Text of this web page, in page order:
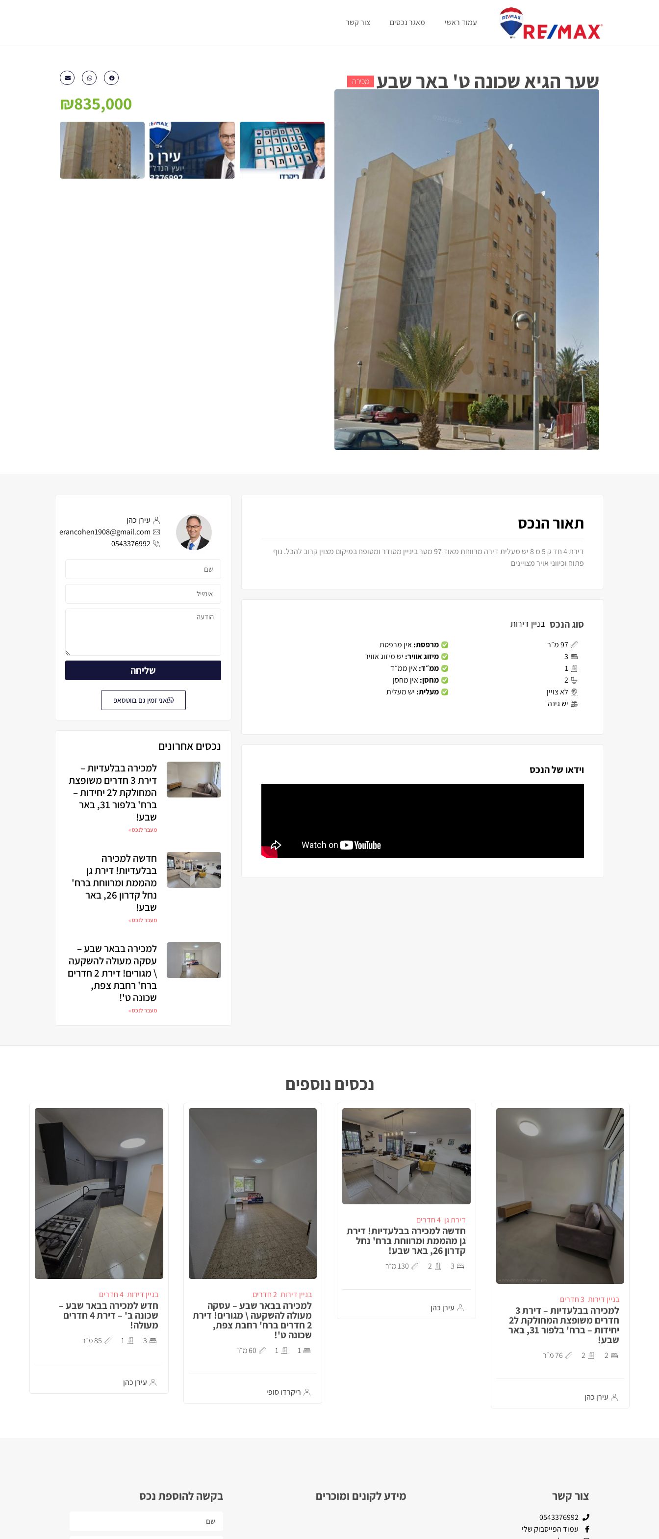
עמוד ראשי מאגר נכסים צור קשר
שער הגיא שכונה ט' באר שבע
מכירה
₪835,000
תאור הנכס
דירת 4 חד ק 5 מ 8 יש מעלית דירה מרווחת מאוד 97 מטר ביניין מסודר ומטופח במיקום מצוין קרוב להכל. נוף
פתוח וכיווני אויר מצויינים
סוג הנכס בניין דירות
97 מ״ר
3
1
2
לא צויין
יש גינה
מרפסת:אין מרפסת
מיזוג אוויר: יש מיזוג אוויר
ממ״ד:אין ממ״ד
מחסן:אין מחסן
מעלית: יש מעלית
וידאו של הנכס
עירן כהן
erancohen1908@gmail.com
0543376992
שליחה
אני זמין גם בווטסאפ
נכסים אחרונים
למכירה בבלעדיות –
דירת 3 חדרים משופצת
המחולקת ל2 יחידות –
ברח' בלפור 31, באר
שבע!
מעבר לנכס »
חדשה למכירה
בבלעדיות! דירת גן
מהממת ומרווחת ברח'
נחל קדרון 26, באר
שבע!
מעבר לנכס »
למכירה בבאר שבע –
עסקה מעולה להשקעה
\ מגורים! דירת 2 חדרים
ברח' רחבת צפת,
שכונה ט'!
מעבר לנכס »
נכסים נוספים
בניין דירות 3 חדרים
למכירה בבלעדיות – דירת 3
חדרים משופצת המחולקת ל2
יחידות – ברח' בלפור 31, באר
שבע!
2
2 76 מ״ר
עירן כהן
דירת גן 4 חדרים
חדשה למכירה בבלעדיות! דירת
גן מהממת ומרווחת ברח' נחל
קדרון 26, באר שבע!
3
2 130 מ״ר
עירן כהן
בניין דירות 2 חדרים
למכירה בבאר שבע – עסקה
מעולה להשקעה \ מגורים! דירת
2 חדרים ברח' רחבת צפת,
שכונה ט'!
1
1 60 מ״ר
ריקרדו סופי
בניין דירות 4 חדרים
חדש למכירה בבאר שבע –
שכונה ב' – דירת 4 חדרים
מעולה!
3
1 85 מ״ר
עירן כהן
צור קשר
0543376992
עמוד הפייסבוק שלי
מידע לקונים ומוכרים בקשה להוספת נכס